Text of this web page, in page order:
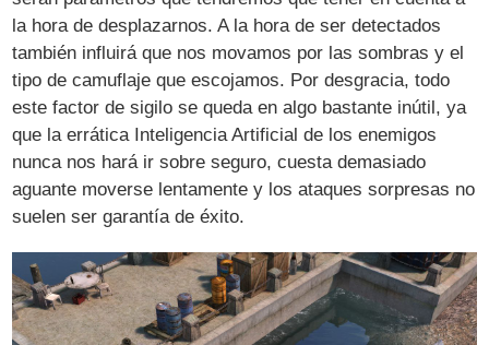
la hora de desplazarnos. A la hora de ser detectados
también influirá que nos movamos por las sombras y el
tipo de camuflaje que escojamos. Por desgracia, todo
este factor de sigilo se queda en algo bastante inútil, ya
que la errática Inteligencia Artificial de los enemigos
nunca nos hará ir sobre seguro, cuesta demasiado
aguante moverse lentamente y los ataques sorpresas no
suelen ser garantía de éxito.